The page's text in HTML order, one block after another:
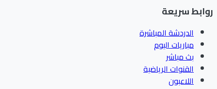
سريعة
الدردشة المباشرة
مباريات اليوم
بث مباشر
القنوات الرياضية
اللاعبون